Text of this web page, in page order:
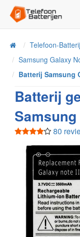
HomeTelefoon-
Samsung Galaxy
Batterij Samsung
Batterij
80